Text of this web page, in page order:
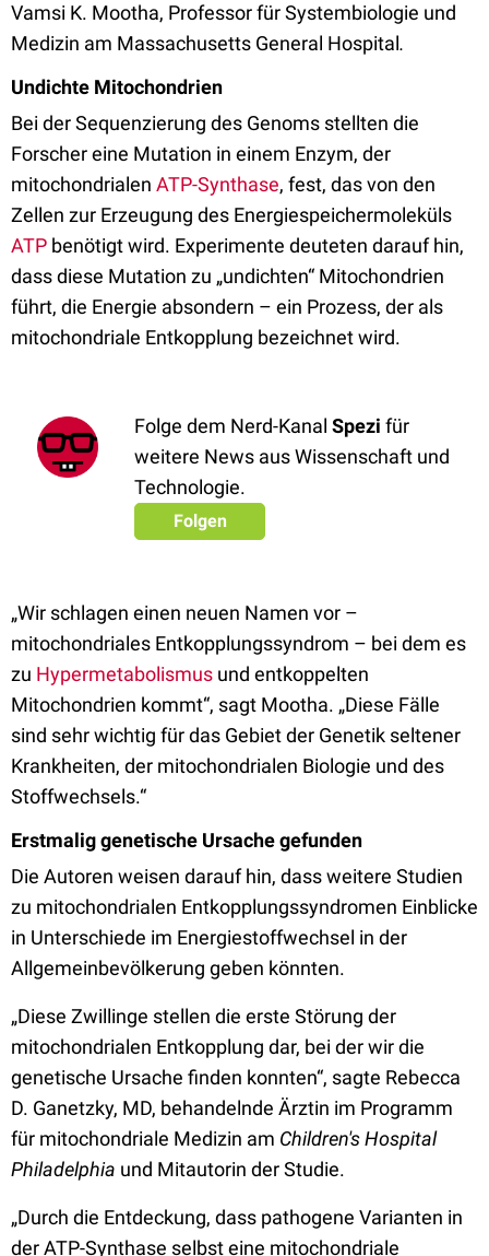
Vamsi K. Mootha, Professor für Systembiologie und
Medizin am Massachusetts General Hospital.
Undichte Mitochondrien
Bei der Sequenzierung des Genoms stellten die
Forscher eine Mutation in einem Enzym, der
mitochondrialen ATP-Synthase, fest, das von den
Zellen zur Erzeugung des Energiespeichermoleküls
ATP benötigt wird. Experimente deuteten darauf hin,
dass diese Mutation zu „undichten“ Mitochondrien
führt, die Energie absondern – ein Prozess, der als
mitochondriale Entkopplung bezeichnet wird.
Folge dem Nerd-Kanal Spezi für
weitere News aus Wissenschaft und
Technologie.
Folgen
„Wir schlagen einen neuen Namen vor –
mitochondriales Entkopplungssyndrom – bei dem es
zu Hypermetabolismus und entkoppelten
Mitochondrien kommt“, sagt Mootha. „Diese Fälle
sind sehr wichtig für das Gebiet der Genetik seltener
Krankheiten, der mitochondrialen Biologie und des
Stoffwechsels.“
Erstmalig genetische Ursache gefunden
Die Autoren weisen darauf hin, dass weitere Studien
zu mitochondrialen Entkopplungssyndromen Einblicke
in Unterschiede im Energiestoffwechsel in der
Allgemeinbevölkerung geben könnten.
„Diese Zwillinge stellen die erste Störung der
mitochondrialen Entkopplung dar, bei der wir die
genetische Ursache finden konnten“, sagte Rebecca
D. Ganetzky, MD, behandelnde Ärztin im Programm
für mitochondriale Medizin am Children's Hospital
Philadelphia und Mitautorin der Studie.
„Durch die Entdeckung, dass pathogene Varianten in
der ATP-Synthase selbst eine mitochondriale